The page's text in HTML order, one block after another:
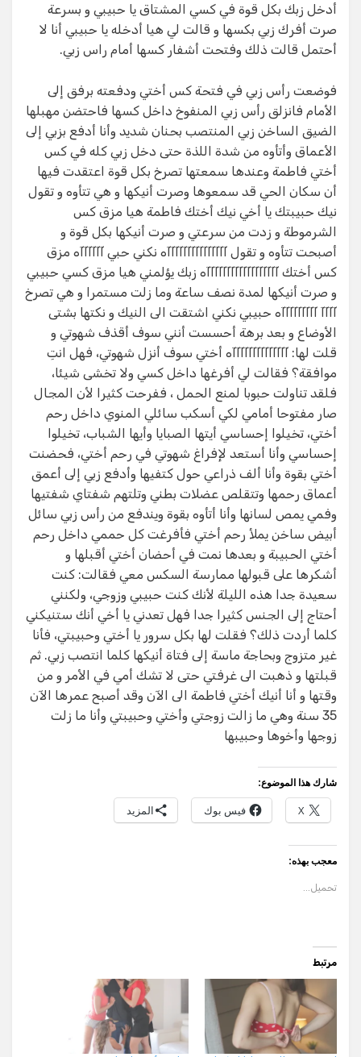
أدخل زبك بكل قوة في كسي المشتاق يا حبيبي و بسرعة
صرت أفرك زبي بكسها و قالت لي هيا أدخله يا حبيبي أنا لا
أحتمل قالت ذلك وفتحت أشفار كسها أمام راس زبي.
فوضعت رأس زبي في فتحة كس أختي ودفعته برفق إلى
الأمام فانزلق رأس زبي المنفوخ داخل كسها فاحتضن مهبلها
الضيق الساخن زبي المنتصب بحنان شديد وأنا أدفع بزبي إلى
الأعماق وأتأوه من شدة اللذة حتى دخل زبي كله في كس
أختي فاطمة وعندها سمعتها تصرخ بكل قوة اعتقدت فيها
أن سكان الحي قد سمعوها وصرت أنيكها و هي تتأوه و تقول
نيك حبيبتك يا أخي نيك أختك فاطمة هيا مزق كس
الشرموطة و زدت من سرعتي و صرت أنيكها بكل قوة و
أصبحت تتأوه و تقول آآآآآآآآآآآآآآآه نكني حبي آآآآآآه مزق
كس أختك آآآآآآآآآآآآآآآآآآه زبك يؤلمني هيا مزق كسي حبيبي
و صرت أنيكها لمدة نصف ساعة وما زلت مستمرا و هي تصرخ
آآآآ آآآآآآآآآه حبيبي نكني اشتقت الى النيك و نكتها بشتى
الأوضاع و بعد برهة أحسست أنني سوف أقذف شهوتي و
قلت لها: آآآآآآآآآآآآآآه أختي سوف أنزل شهوتي، فهل انتِ
موافقة؟ فقالت لي أفرغها داخل كسي ولا تخشى شيئا،
فلقد تناولت حبوبا لمنع الحمل ، ففرحت كثيرا لأن المجال
صار مفتوحا أمامي لكي أسكب سائلي المنوي داخل رحم
أختي، تخيلوا إحساسي أيتها الصبايا وأيها الشباب، تخيلوا
إحساسي وأنا أستعد لإفراغ شهوتي في رحم أختي، فحضنت
أختي بقوة وأنا ألف ذراعي حول كتفيها وأدفع زبي إلى أعمق
أعماق رحمها وتتقلص عضلات بطني وتلتهم شفتاي شفتيها
وفمي يمص لسانها وأنا أتأوه بقوة ويندفع من رأس زبي سائل
أبيض ساخن يملأ رحم أختي فأفرغت كل حممي داخل رحم
أختي الحبيبة و بعدها نمت في أحضان أختي أقبلها و
أشكرها على قبولها ممارسة السكس معي فقالت: كنت
سعيدة جدا هذه الليلة لأنك كنت حبيبي وزوجي، ولكنني
أحتاج إلى الجنس كثيرا جدا فهل تعدني يا أخي أنك ستنيكني
كلما أردت ذلك؟ فقلت لها بكل سرور يا أختي وحبيبتي، فأنا
غير متزوج وبحاجة ماسة إلى فتاة أنيكها كلما انتصب زبي. ثم
قبلتها و ذهبت الى غرفتي حتى لا تشك أمي في الأمر و من
وقتها و أنا أنيك أختي فاطمة الى الآن وقد أصبح عمرها الآن
35 سنة وهي ما زالت زوجتي وأختي وحبيبتي وأنا ما زلت
زوجها وأخوها وحبيبها
شارك هذا الموضوع:
X فيس بوك المزيد
معجب بهذه:
تحميل...
مرتبط